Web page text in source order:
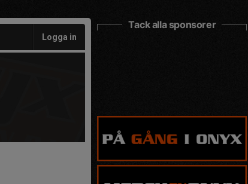
Logga in
Tack alla sponsorer